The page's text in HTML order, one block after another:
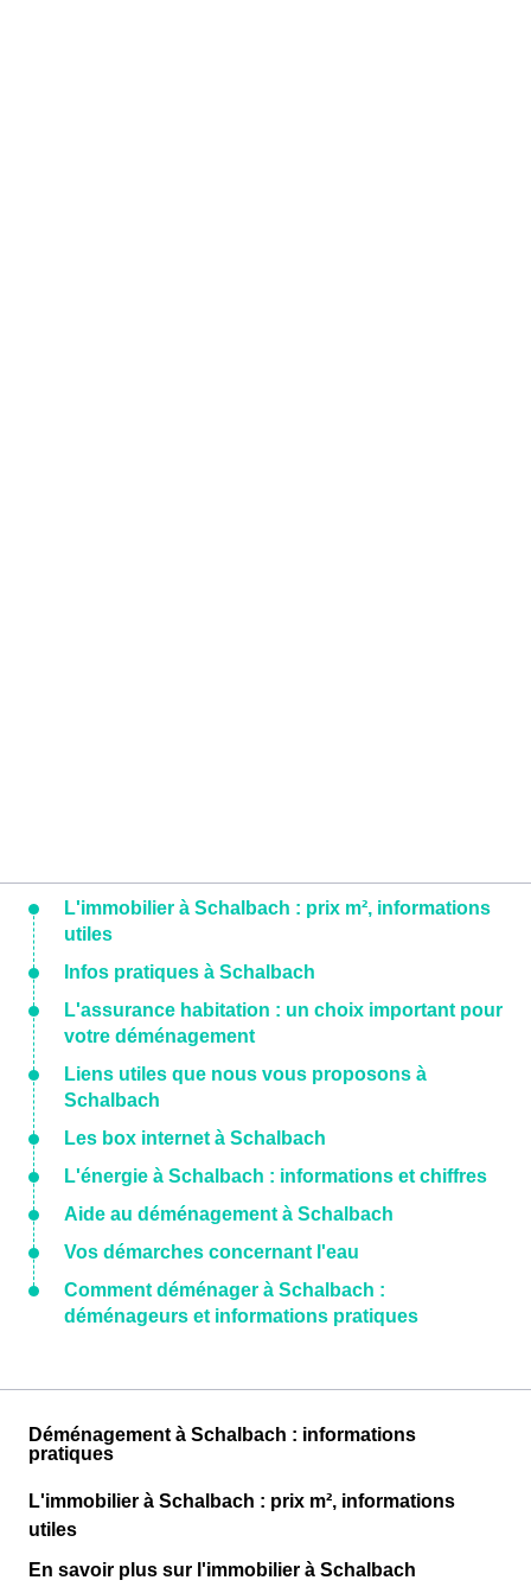
L'immobilier à Schalbach : prix m², informations
utiles
Infos pratiques à Schalbach
L'assurance habitation : un choix important pour
votre déménagement
Liens utiles que nous vous proposons à
Schalbach
Les box internet à Schalbach
L'énergie à Schalbach : informations et chiffres
Aide au déménagement à Schalbach
Vos démarches concernant l'eau
Comment déménager à Schalbach :
déménageurs et informations pratiques
Déménagement à Schalbach : informations
pratiques
L'immobilier à Schalbach : prix m², informations
utiles
En savoir plus sur l'immobilier à Schalbach